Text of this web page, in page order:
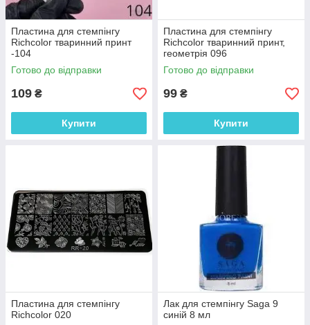
Пластина для стемпінгу
Richcolor тваринний принт
-104
Готово до відправки
109 ₴
Купити
Пластина для стемпінгу
Richcolor тваринний принт,
геометрія 096
Готово до відправки
99 ₴
Купити
Пластина для стемпінгу
Richcolor 020
Лак для стемпінгу Saga 9
синій 8 мл